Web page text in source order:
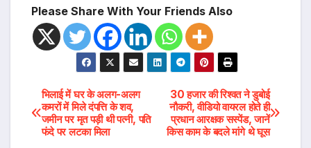
Please Share With Your Friends Also
Post
navigation
30 हजार की रिश्वत ने डुबोई
नौकरी, वीडियो वायरल होते ही
प्रधान आरक्षक सस्पेंड, जानें
किस काम के बदले मांगे थे घूस
भिलाई में घर के अलग-अलग
कमरों में मिले दंपत्ति के शव,
जमीन पर मृत पड़ी थी पत्नी, पति
फंदे पर लटका मिला